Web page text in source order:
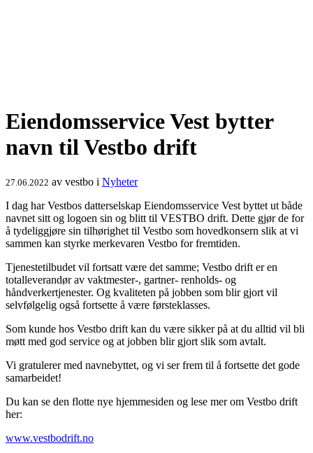
Eiendomsservice Vest bytter
navn til Vestbo drift
27.06.2022 av vestbo i Nyheter
I dag har Vestbos datterselskap Eiendomsservice Vest byttet ut både
navnet sitt og logoen sin og blitt til VESTBO drift. Dette gjør de for
å tydeliggjøre sin tilhørighet til Vestbo som hovedkonsern slik at vi
sammen kan styrke merkevaren Vestbo for fremtiden.
Tjenestetilbudet vil fortsatt være det samme; Vestbo drift er en
totalleverandør av vaktmester-, gartner- renholds- og
håndverkertjenester. Og kvaliteten på jobben som blir gjort vil
selvfølgelig også fortsette å være førsteklasses.
Som kunde hos Vestbo drift kan du være sikker på at du alltid vil bli
møtt med god service og at jobben blir gjort slik som avtalt.
Vi gratulerer med navnebyttet, og vi ser frem til å fortsette det gode
samarbeidet!
Du kan se den flotte nye hjemmesiden og lese mer om Vestbo drift
her:
www.vestbodrift.no